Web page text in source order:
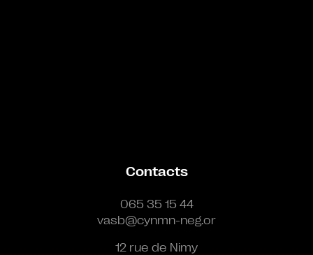
Contacts
065 35 15 44
vasb@cynmn-neg.or
12 rue de Nimy